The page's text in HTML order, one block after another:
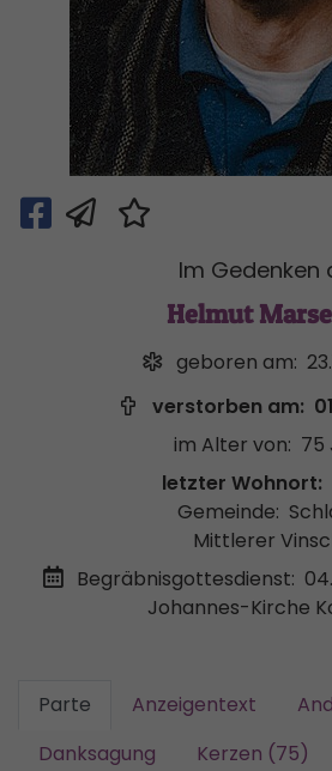
Im Gedenken
Helmut
geboren am:
verstorben am:
im Alter von: 75
letzter Wohnort:
Gemeinde:
Mittlerer
Begräbnisgottesdienst:
Johannes-Kirche
Parte Anzeigentext
Danksagung
Kerzen (75)